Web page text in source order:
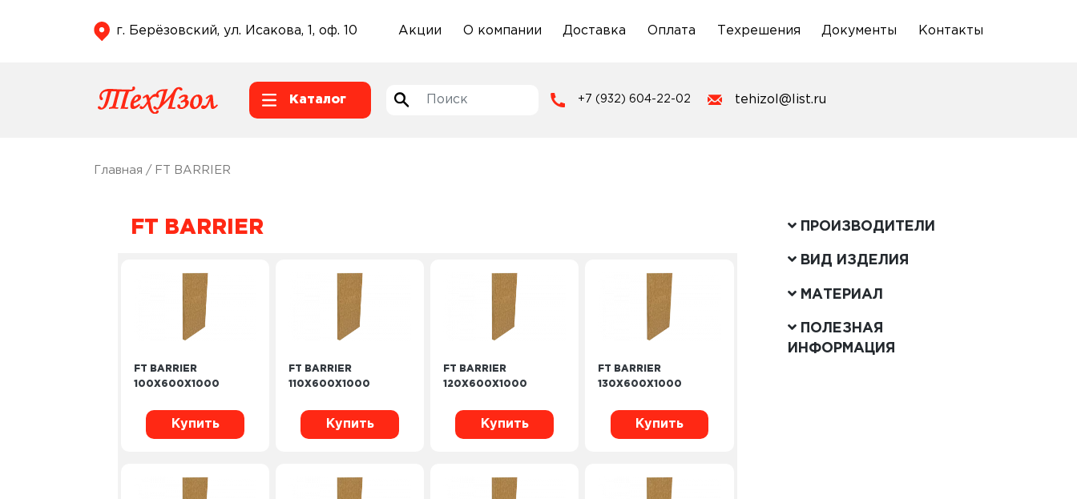
г. Берёзовский, ул. Исакова, 1, оф. 10 Акции О компании Доставка Оплата Техрешения Документы Контакты
Каталог +7 (932) 604-22-02 tehizol@list.ru
Главная / FT BARRIER
FT BARRIER
FT BARRIER
100X600X1000
Купить
FT BARRIER
110X600X1000
Купить
FT BARRIER
120X600X1000
Купить
FT BARRIER
130X600X1000
Купить
ПРОИЗВОДИТЕЛИ
ВИД ИЗДЕЛИЯ
МАТЕРИАЛ
ПОЛЕЗНАЯ
ИНФОРМАЦИЯ